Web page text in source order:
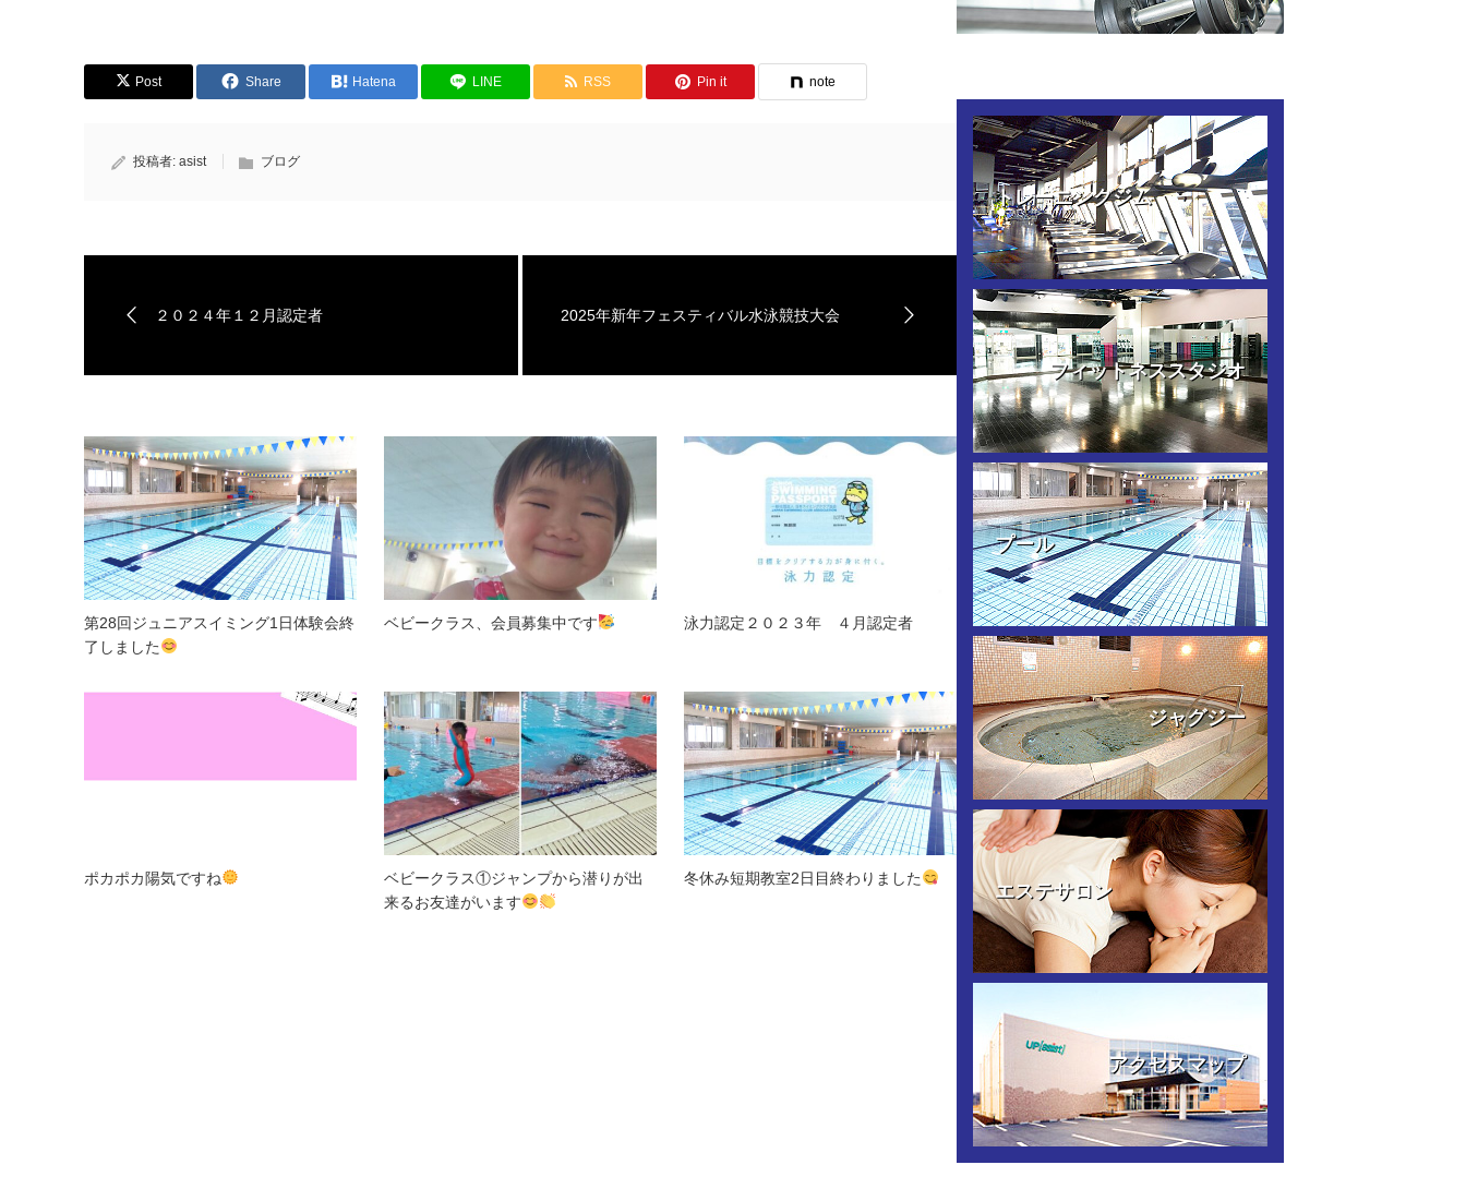
Post Share Hatena LINE RSS Pin it note
投稿者: asist ブログ
２０２４年１２月認定者 2025年新年フェスティバル水泳競技大会
第28回ジュニアスイミング1日体験会終
了しました
ベビークラス、会員募集中です 泳力認定２０２３年 ４月認定者
ポカポカ陽気ですね
ベビークラス①ジャンプから潜りが出
来るお友達がいます
冬休み短期教室2日目終わりました
トレーニングジム
フィットネススタジオ
プール
ジャグジー
エステサロン
アクセスマップ